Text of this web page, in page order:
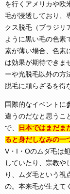
を行くアメリカや欧
毛が浸透しており、
クス脱毛（ブラジリ
ように黒い毛の色素
素が薄い場合、色素
は効果が期待できま
ーや光脱毛以外の方
脱毛に頼らざるを得
国際的なイベントに
違うのだなと思うこ
で、
日本ではまだま
ると身だしなみの一
V・I・Oのムダ毛は
していたり、宗教や
り、ムダ毛という視
の。本来毛が生えて